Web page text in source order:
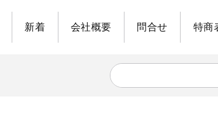
新着 会社概要 問合せ 特商